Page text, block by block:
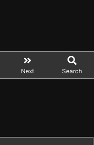
Next Search